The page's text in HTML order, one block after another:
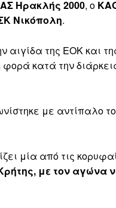
ΑΣ Ηρακλής 2000, ο
Νικόπολη.
αιγίδα της ΕΟΚ και
κατά την
με αντίπαλο
μία από τις
με τον αγώνα